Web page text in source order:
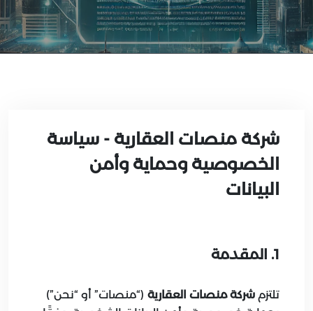
شركة منصات العقارية - سياسة
الخصوصية وحماية وأمن
البيانات
1. المقدمة
تلتزم شركة منصات العقارية (“منصات” أو “نحن”)